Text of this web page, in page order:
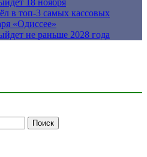
18 ноября
в топ-3 самых кассовых
«Одиссее»
не раньше 2028 года